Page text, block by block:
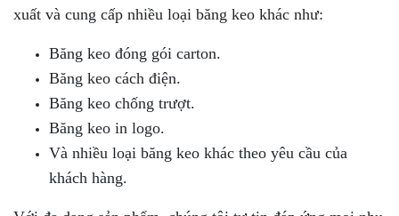
xuất và cung cấp nhiều loại băng keo khác như:
Băng keo đóng gói carton.
Băng keo cách điện.
Băng keo chống trượt.
Băng keo in logo.
Và nhiều loại băng keo khác theo yêu cầu của
khách hàng.